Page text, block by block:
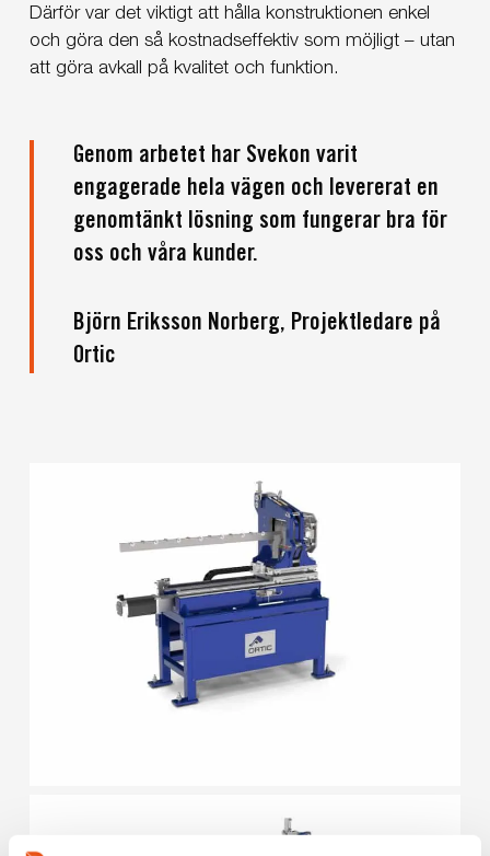
Därför var det viktigt att hålla konstruktionen enkel
och göra den så kostnadseffektiv som möjligt – utan
att göra avkall på kvalitet och funktion.
Genom arbetet har Svekon varit
engagerade hela vägen och levererat en
genomtänkt lösning som fungerar bra för
oss och våra kunder.
Björn Eriksson Norberg, Projektledare på
Ortic